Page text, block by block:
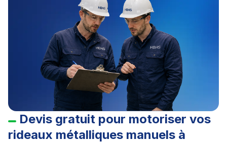
Devis gratuit pour motoriser vos
rideaux métalliques manuels à